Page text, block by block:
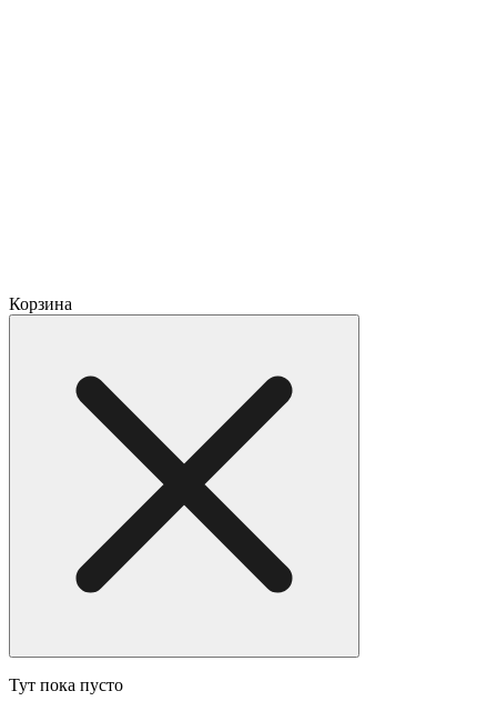
Корзина
Тут пока пусто